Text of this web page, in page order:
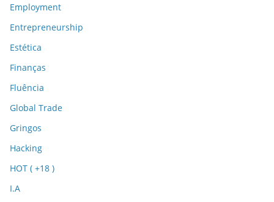
Employment
Entrepreneurship
Estética
Finanças
Fluência
Global Trade
Gringos
Hacking
HOT ( +18 )
I.A